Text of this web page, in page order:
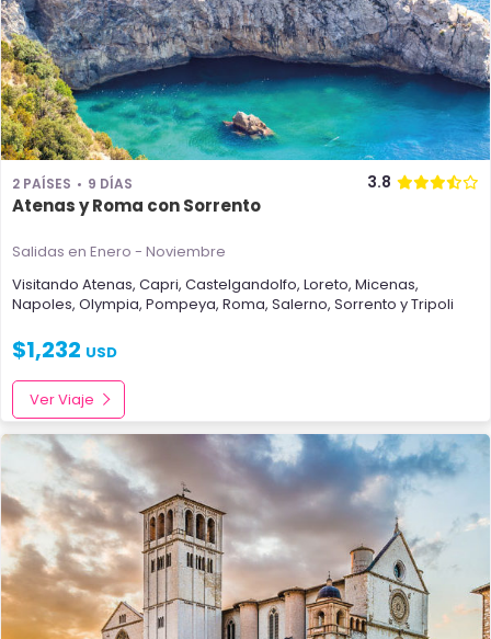
2 PAÍSES 9 DÍAS 3.8
Atenas y Roma con Sorrento
Salidas en Enero - Noviembre
Visitando Atenas, Capri, Castelgandolfo, Loreto, Micenas,
Napoles, Olympia, Pompeya, Roma, Salerno, Sorrento yTripoli
$1,232 USD
Ver Viaje